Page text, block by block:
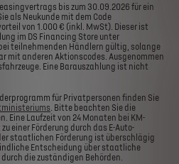
bis zum 30.09.2026 für ein
als Neukunde mit dem Code
von 1.000 € (inkl. MwSt). Dieser ist
im DS Financing Store unter
teilnehmenden Händlern gültig, solange
mit anderen Aktionscodes. Ausgenommen
Eine Barauszahlung ist nicht
für Privatpersonen finden Sie
. Bitte beachten Sie die
Eine Laufzeit von 24 Monaten bei KM-
einer Förderung durch das E-Auto-
staatlichen Förderung ist überschlägig
Entscheidung über staatliche
die zuständigen Behörden.